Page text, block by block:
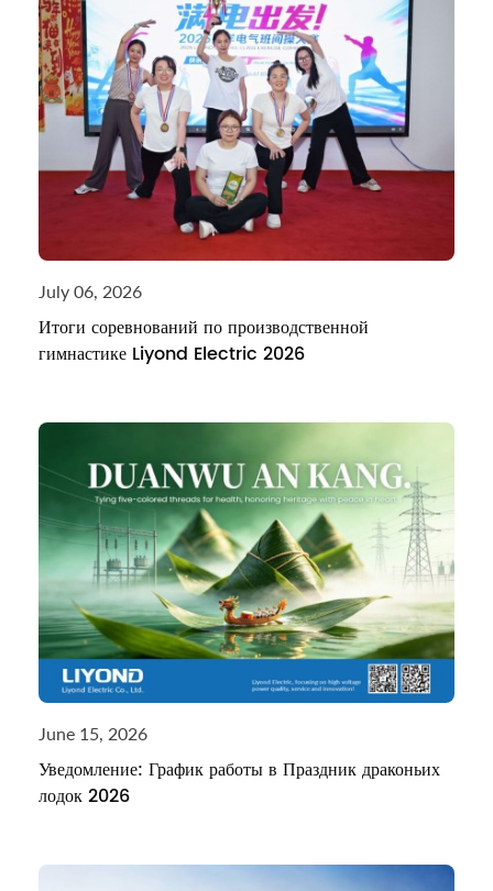
July 06, 2026
Итоги соревнований по производственной
гимнастике Liyond Electric 2026
June 15, 2026
Уведомление: График работы в Праздник драконьих
лодок 2026